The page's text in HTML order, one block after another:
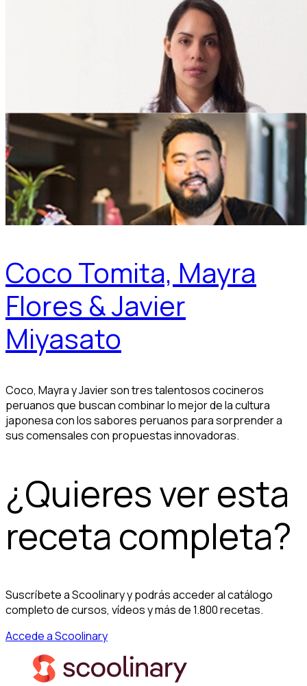
Coco Tomita, Mayra
Flores & Javier
Miyasato
Coco, Mayra y Javier son tres talentosos cocineros
peruanos que buscan combinar lo mejor de la cultura
japonesa con los sabores peruanos para sorprender a
sus comensales con propuestas innovadoras.
¿Quieres ver esta
receta completa?
Suscríbete a Scoolinary y podrás acceder al catálogo
completo de cursos, vídeos y más de 1.800 recetas.
Accede a Scoolinary